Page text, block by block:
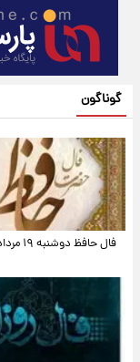
گوناگون
فال حافظ دوشنبه ۱۹ مرداد ماه ۱۴۰۵